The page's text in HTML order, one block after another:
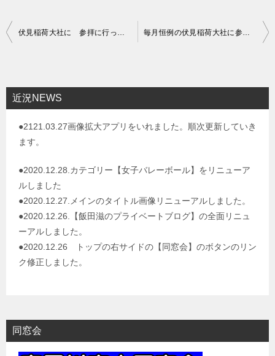
投
ビ
ゲ
伏見稲荷大社に 参拝に行ってきました。 毎月恒例の伏見稲荷大社に参拝してきました
近況NEWS
●2121.03.27画像拡大アプリをいれました。順次更新していき
ます。
●2020.12.28.カテゴリー【女子バレーボール】をリニューア
ルしました
●2020.12.27.メインのタイトル画像リニューアルしました。
●2020.12.26.【飯田滋のプライベートブログ】の全面リニュ
ーアルしました。
●2020.12.26 トップの右サイドの【同窓会】のボタンのリン
ク修正しました。
同窓会